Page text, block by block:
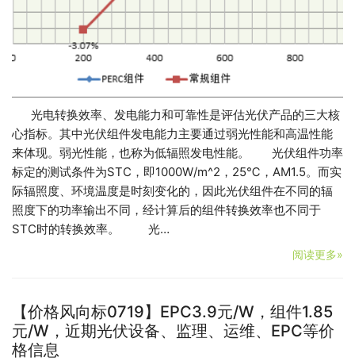
光电转换效率、发电能力和可靠性是评估光伏产品的三大核
心指标。其中光伏组件发电能力主要通过弱光性能和高温性能
来体现。弱光性能，也称为低辐照发电性能。 光伏组件功率
标定的测试条件为STC，即1000W/m^2，25℃，AM1.5。而实
际辐照度、环境温度是时刻变化的，因此光伏组件在不同的辐
照度下的功率输出不同，经计算后的组件转换效率也不同于
STC时的转换效率。 光…
阅读更多»
【价格风向标0719】EPC3.9元/W，组件1.85
元/W，近期光伏设备、监理、运维、EPC等价
格信息